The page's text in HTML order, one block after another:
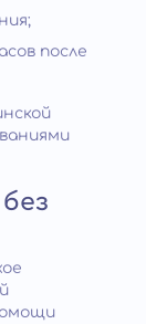
после